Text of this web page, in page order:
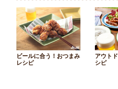
ビールに合う！おつまみ
レシピ
アウト
シピ